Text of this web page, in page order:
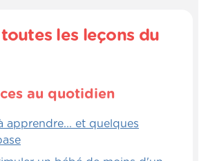
les leçons du
au quotidien
apprendre... et quelques